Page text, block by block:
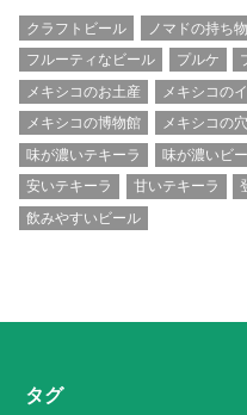
クラフトビール ノマドの持ち物
フルーティなビール
プルケ
メキシコのお土産
メキシコの
メキシコの博物館
メキシコの
味が濃いテキーラ
味が濃いビ
安いテキーラ
甘いテキーラ
飲みやすいビール
タグ